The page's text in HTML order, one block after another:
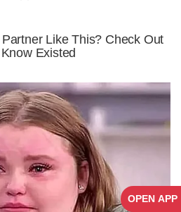
OPEN APP